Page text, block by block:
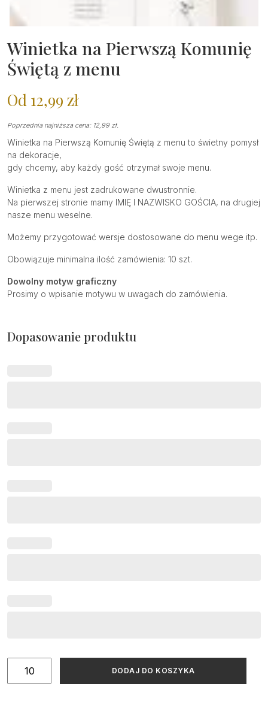
Winietka na Pierwszą Komunię
Świętą z menu
Od 12,99 zł
Poprzednia najniższa cena: 12,99 zł.
Winietka na Pierwszą Komunię Świętą z menu to świetny pomysł
na dekoracje,
gdy chcemy, aby każdy gość otrzymał swoje menu.
Winietka z menu jest zadrukowane dwustronnie.
Na pierwszej stronie mamy IMIĘ I NAZWISKO GOŚCIA, na drugiej
nasze menu weselne.
Możemy przygotować wersje dostosowane do menu wege itp.
Obowiązuje minimalna ilość zamówienia: 10 szt.
Dowolny motyw graficzny
Prosimy o wpisanie motywu w uwagach do zamówienia.
Dopasowanie produktu
ilość
DODAJ DO KOSZYKA